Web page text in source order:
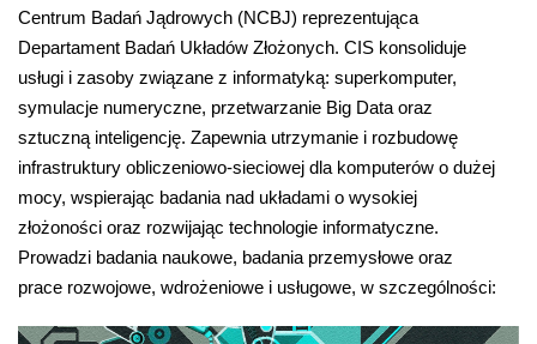
Centrum Badań Jądrowych (NCBJ) reprezentująca
Departament Badań Układów Złożonych. CIS konsoliduje
usługi i zasoby związane z informatyką: superkomputer,
symulacje numeryczne, przetwarzanie Big Data oraz
sztuczną inteligencję. Zapewnia utrzymanie i rozbudowę
infrastruktury obliczeniowo-sieciowej dla komputerów o dużej
mocy, wspierając badania nad układami o wysokiej
złożoności oraz rozwijając technologie informatyczne.
Prowadzi badania naukowe, badania przemysłowe oraz
prace rozwojowe, wdrożeniowe i usługowe, w szczególności: